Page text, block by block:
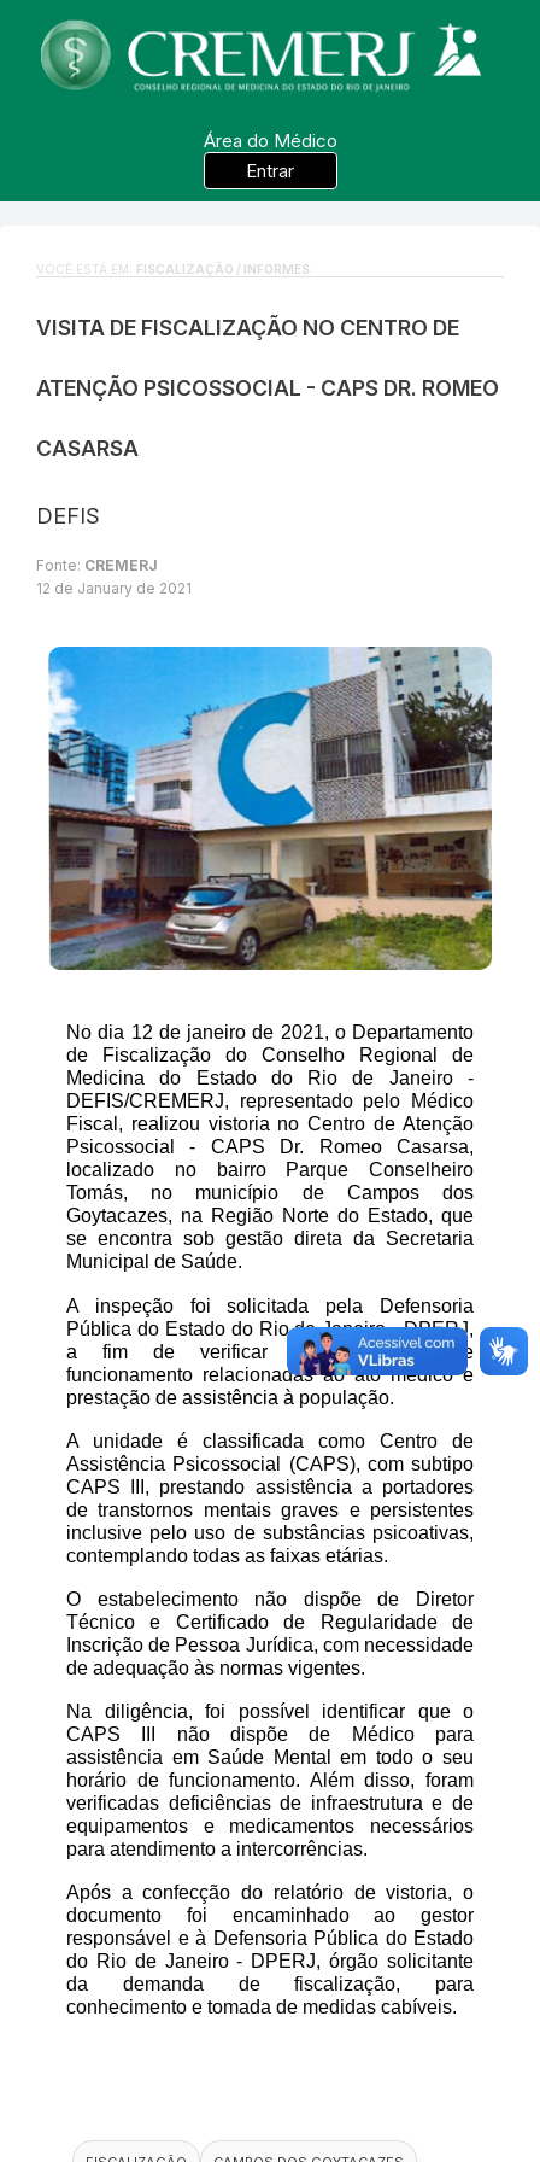
Área do Médico
Entrar
VOCÊ ESTÁ EM: FISCALIZAÇÃO / INFORMES
VISITA DE FISCALIZAÇÃO NO CENTRO DE
ATENÇÃO PSICOSSOCIAL - CAPS DR. ROMEO
CASARSA
DEFIS
Fonte: CREMERJ
12 de January de 2021
No dia 12 de janeiro de 2021, o Departamento
de Fiscalização do Conselho Regional de
Medicina do Estado do Rio de Janeiro -
DEFIS/CREMERJ, representado pelo Médico
Fiscal, realizou vistoria no Centro de Atenção
Psicossocial - CAPS Dr. Romeo Casarsa,
localizado no bairro Parque Conselheiro
Tomás, no município de Campos dos
Goytacazes, na Região Norte do Estado, que
se encontra sob gestão direta da Secretaria
Municipal de Saúde.
A inspeção foi solicitada pela Defensoria
Pública do Estado do Rio de Janeiro - DPERJ,
a fim de verificar as condições de
funcionamento relacionadas ao ato médico e
prestação de assistência à população.
A unidade é classificada como Centro de
Assistência Psicossocial (CAPS), com subtipo
CAPS III, prestando assistência a portadores
de transtornos mentais graves e persistentes
inclusive pelo uso de substâncias psicoativas,
contemplando todas as faixas etárias.
O estabelecimento não dispõe de Diretor
Técnico e Certificado de Regularidade de
Inscrição de Pessoa Jurídica, com necessidade
de adequação às normas vigentes.
Na diligência, foi possível identificar que o
CAPS III não dispõe de Médico para
assistência em Saúde Mental em todo o seu
horário de funcionamento. Além disso, foram
verificadas deficiências de infraestrutura e de
equipamentos e medicamentos necessários
para atendimento a intercorrências.
Após a confecção do relatório de vistoria, o
documento foi encaminhado ao gestor
responsável e à Defensoria Pública do Estado
do Rio de Janeiro - DPERJ, órgão solicitante
da demanda de fiscalização, para
conhecimento e tomada de medidas cabíveis.